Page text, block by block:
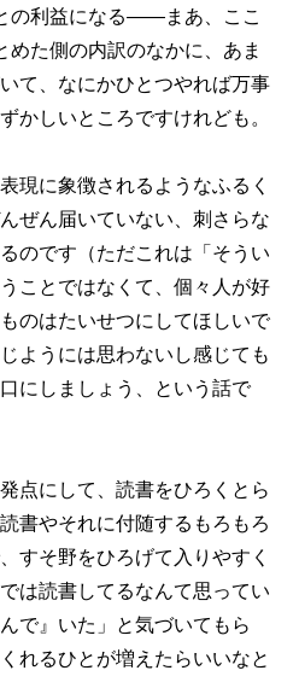
の利益になる――まあ、ここ
た側の内訳のなかに、あま
て、なにかひとつやれば万事
かしいところですけれども。
現に象徴されるようなふるく
ぜん届いていない、刺さらな
のです（ただこれは「そうい
ことではなくて、個々人が好
のはたいせつにしてほしいで
ようには思わないし感じても
にしましょう、という話で
点にして、読書をひろくとら
書やそれに付随するもろもろ
すそ野をひろげて入りやすく
は読書してるなんて思ってい
で』いた」と気づいてもら
れるひとが増えたらいいなと